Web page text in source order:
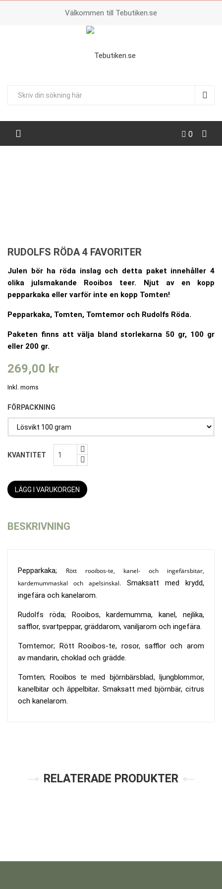
Välkommen till Tebutiken.se
0
RUDOLFS RÖDA 4 FAVORITER
Julen bör ha röda inslag och detta paket innehåller 4
olika julsmakande Rooibos teer. Njut av en kopp
pepparkaka eller varför inte en kopp Tomten!
Pepparkaka, Tomten, Tomtemor och Rudolfs Röda.
Paketen finns att välja bland storlekarna 50 gr, 100 gr
eller 200 gr.
269,00 kr
Inkl. moms
FÖRPACKNING
KVANTITET
LÄGG I VARUKORGEN
BESKRIVNING
Pepparkaka; Rött rooibos-te, kanel- och ingefärsbitar,
kardemummaskal och apelsinskal. Smaksatt med krydd,
ingefära och kanelarom.
Rudolfs röda; Rooibos, kardemumma, kanel, nejlika,
safflor, svartpeppar, gräddarom, vaniljarom och ingefära.
Tomtemor; Rött Rooibos-te, rosor, safflor och arom
av mandarin, choklad och grädde.
Tomten; Rooibos te med björnbärsblad, ljungblommor,
kanelbitar och äppelbitar. Smaksatt med björnbär, citrus
och kanelarom.
RELATERADE PRODUKTER